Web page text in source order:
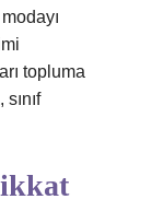
topluma